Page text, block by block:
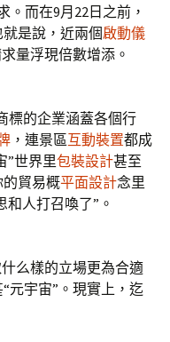
。而在9月22日之前，
是說，近兩個啟動儀
量浮現倍數增添。
標的企業涵蓋各個行
，連景區互動裝置都成
”世界里包裝設計甚至
貿易概平面設計念里
和人打召喚了”。
么樣的立場更為合適
元宇宙”。現實上，迄